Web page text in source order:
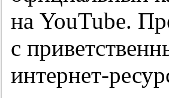
на YouTube.
с
интернет-